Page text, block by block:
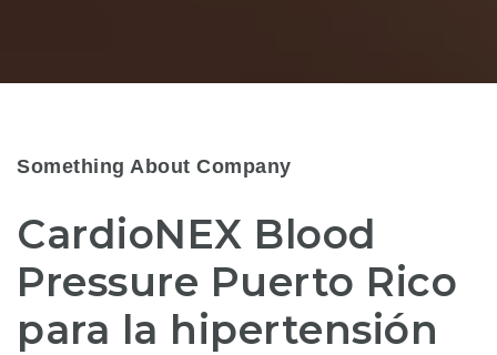
Something About Company
CardioNEX Blood
Pressure Puerto Rico
para la hipertensión